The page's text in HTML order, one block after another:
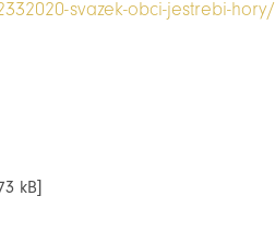
svazek-obci-jestrebi-hory/
kB]